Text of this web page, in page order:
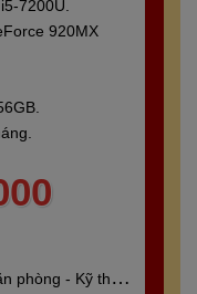
7200U.
920MX
phòng - Kỹ thuật